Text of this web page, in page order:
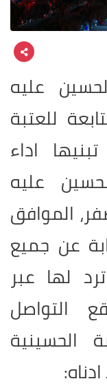
عليه
للعتبة
اداء
عليه
الموافق
10/2020) نيابة عن جميع
‏لها عبر
التواصل
الحسينية